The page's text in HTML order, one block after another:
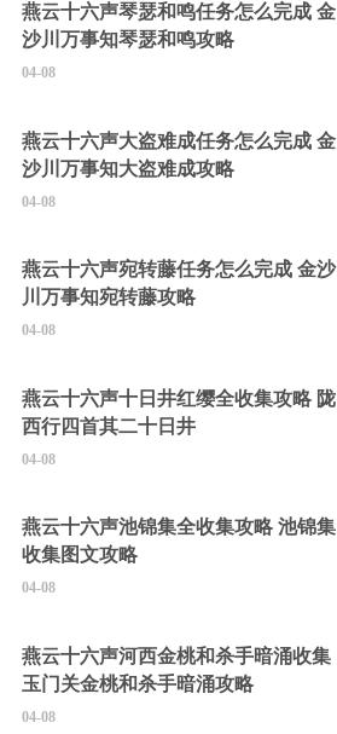
燕云十六声琴瑟和鸣任务怎么完成 金
沙川万事知琴瑟和鸣攻略
04-08
燕云十六声大盗难成任务怎么完成 金
沙川万事知大盗难成攻略
04-08
燕云十六声宛转藤任务怎么完成 金沙
川万事知宛转藤攻略
04-08
燕云十六声十日井红缨全收集攻略 陇
西行四首其二十日井
04-08
燕云十六声池锦集全收集攻略 池锦集
收集图文攻略
04-08
燕云十六声河西金桃和杀手暗涌收集
玉门关金桃和杀手暗涌攻略
04-08